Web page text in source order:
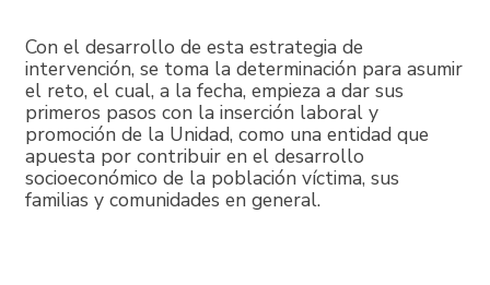
Con el desarrollo de esta estrategia de
intervención, se toma la determinación para asumir
el reto, el cual, a la fecha, empieza a dar sus
primeros pasos con la inserción laboral y
promoción de la Unidad, como una entidad que
apuesta por contribuir en el desarrollo
socioeconómico de la población víctima, sus
familias y comunidades en general.